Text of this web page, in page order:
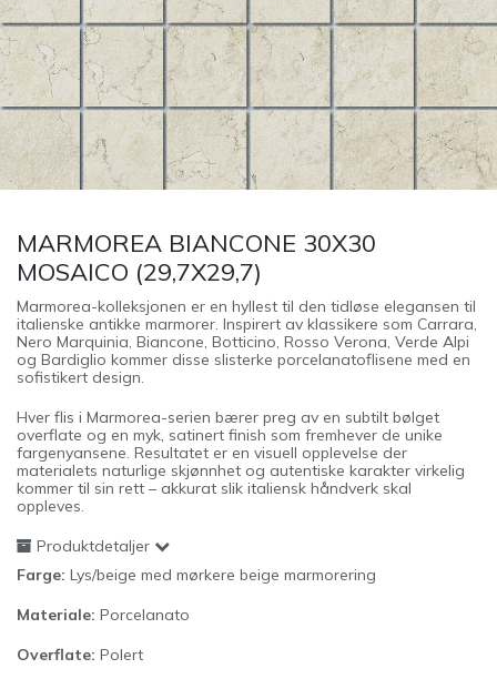
MARMOREA BIANCONE 30X30
MOSAICO (29,7X29,7)
Marmorea-kolleksjonen er en hyllest til den tidløse elegansen til
italienske antikke marmorer. Inspirert av klassikere som Carrara,
Nero Marquinia, Biancone, Botticino, Rosso Verona, Verde Alpi
og Bardiglio kommer disse slisterke porcelanatoflisene med en
sofistikert design.
Hver flis i Marmorea-serien bærer preg av en subtilt bølget
overflate og en myk, satinert finish som fremhever de unike
fargenyansene. Resultatet er en visuell opplevelse der
materialets naturlige skjønnhet og autentiske karakter virkelig
kommer til sin rett – akkurat slik italiensk håndverk skal
oppleves.
Produktdetaljer
Farge: Lys/beige med mørkere beige marmorering
Materiale: Porcelanato
Overflate: Polert